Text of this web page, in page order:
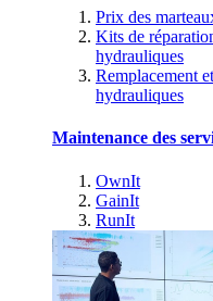
Prix des
Kits de
hydrauliques
Remplacement
hydrauliques
Maintenance des
OwnIt
GainIt
RunIt